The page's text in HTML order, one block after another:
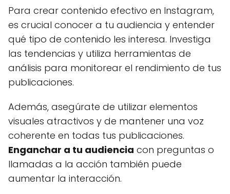
Para crear contenido efectivo en Instagram,
es crucial conocer a tu audiencia y entender
qué tipo de contenido les interesa. Investiga
las tendencias y utiliza herramientas de
análisis para monitorear el rendimiento de tus
publicaciones.
Además, asegúrate de utilizar elementos
visuales atractivos y de mantener una voz
coherente en todas tus publicaciones.
Enganchar a tu audiencia con preguntas o
llamadas a la acción también puede
aumentar la interacción.